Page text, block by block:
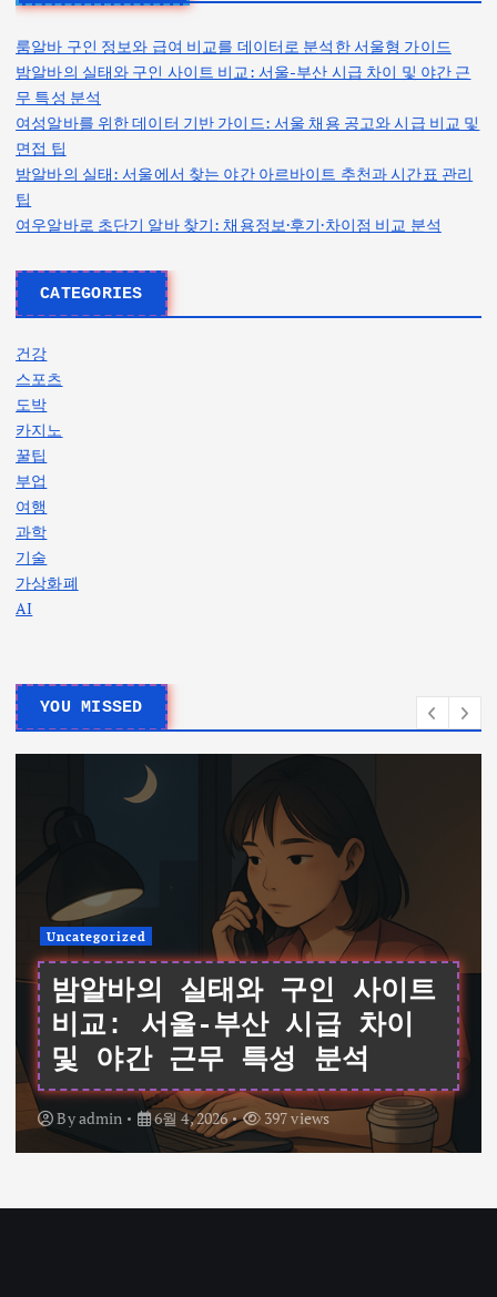
룸알바 구인 정보와 급여 비교를 데이터로 분석한 서울형 가이드
밤알바의 실태와 구인 사이트 비교: 서울-부산 시급 차이 및 야간 근
무 특성 분석
여성알바를 위한 데이터 기반 가이드: 서울 채용 공고와 시급 비교 및
면접 팁
밤알바의 실태: 서울에서 찾는 야간 아르바이트 추천과 시간표 관리
팁
여우알바로 초단기 알바 찾기: 채용정보·후기·차이점 비교 분석
CATEGORIES
건강
스포츠
도박
카지노
꿀팁
부업
여행
과학
기술
가상화폐
AI
YOU MISSED
Uncategorized
여성알바를 위한 데이터 기반
가이드: 서울 채용 공고와 시
급 비교 및 면접 팁
Byadmin 6월 4, 2026 340 views